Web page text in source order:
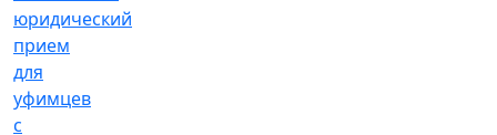
юридический
прием
для
уфимцев
с